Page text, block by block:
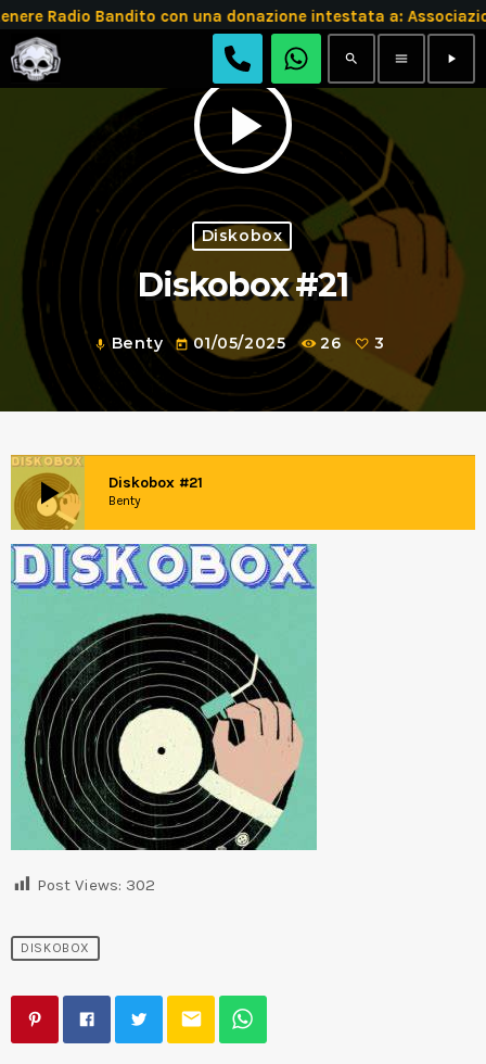
Bandito con una donazione intestata a:
search menu play_arrow
play_arrow
Diskobox
Diskobox #21
mic Benty today 01/05/2025 26 3
play_arrow Diskobox #21
Benty
Post Views: 302
DISKOBOX
email